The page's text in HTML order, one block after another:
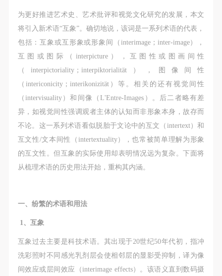
为更好推进艺术史、艺术批评和视觉文化研究的发展，本文
将引入新术语“互象”。确切地说，该词是一系列术语的代表，
包括：互象或互形象或形象间（interimage；inter-image），
互图或图际（interpicture），互图性或图画间性
（interpictoriality；interpiktorialität），图像间性
（intericonicity；interikonizität）等。相关的还有视觉间性
（intervisuality）和间像（L'Entre-Images）。后二者略有差
异，如视觉间性强调观者主体的认知而非形象本身，故存而
不论。这一系列术语看似脱胎于文论中的互文（intertext）和
互文性/文本间性（intertextuality），也常被简单理解为形象
的互文性。但互象的实际使用却表明情况远为复杂。下面将
从梳理术语的历史用法开始，重构其内涵。
一、纷繁的术语和用法
1、互象
互象过去主要是科技术语。其出现于20世纪50年代初，指冲
洗彩照时不同感光乳剂层会使相邻层的显影受抑制，译为像
间效应或层间效应（interimage effects）。该语义直到数码摄
第三条
参加本次活动人员应该是成年人（具有完全民事行为
能力的人，18周岁以上）未成年人必须在成年人的陪
同下参观。
第四条
参加活动者在此次活动期间的人身安全责任自负。鼓
励参加者自行购买人身安全保险。活动中一旦出现事
故，活动中任何非事故当事人及美术馆将不承担人身
事故的任何责任，但有互相援助的义务。参加活动的
成员应当积极主动的组织实施救援工作，但对事故本
身不承担任何法律责任和经济责任。参加本次活动者
的人身安全不负有民事及相关连带责任。
参加活动者在此次活动期间应主动遵守美术馆活动秩
衍生品的安全。活动中一旦因个人原因造成美术馆场
地、空间、艺术品、衍生品等受到不同程度的损失、
破坏。活动中任何非事故当事人及美术馆将不承担相
应的责任与损失，应由参与活动者根据相应的法律条
第三条
参加本次活动人员应该是成年人（具有完全民事行为
能力的人，18周岁以上）未成年人必须在成年人的陪
同下参观。
第四条
参加活动者在此次活动期间的人身安全责任自负。鼓
励参加者自行购买人身安全保险。活动中一旦出现事
故，活动中任何非事故当事人及美术馆将不承担人身
事故的任何责任，但有互相援助的义务。参加活动的
成员应当积极主动的组织实施救援工作，但对事故本
身不承担任何法律责任和经济责任。参加本次活动者
的人身安全不负有民事及相关连带责任。
参加活动者在此次活动期间应主动遵守美术馆活动秩
衍生品的安全。活动中一旦因个人原因造成美术馆场
地、空间、艺术品、衍生品等受到不同程度的损失、
破坏。活动中任何非事故当事人及美术馆将不承担相
应的责任与损失，应由参与活动者根据相应的法律条
第三条
参加本次活动人员应该是成年人（具有完全民事行为
能力的人，18周岁以上）未成年人必须在成年人的陪
同下参观。
第四条
参加活动者在此次活动期间的人身安全责任自负。鼓
励参加者自行购买人身安全保险。活动中一旦出现事
故，活动中任何非事故当事人及美术馆将不承担人身
事故的任何责任，但有互相援助的义务。参加活动的
成员应当积极主动的组织实施救援工作，但对事故本
身不承担任何法律责任和经济责任。参加本次活动者
的人身安全不负有民事及相关连带责任。
参加活动者在此次活动期间应主动遵守美术馆活动秩
衍生品的安全。活动中一旦因个人原因造成美术馆场
地、空间、艺术品、衍生品等受到不同程度的损失、
破坏。活动中任何非事故当事人及美术馆将不承担相
应的责任与损失，应由参与活动者根据相应的法律条